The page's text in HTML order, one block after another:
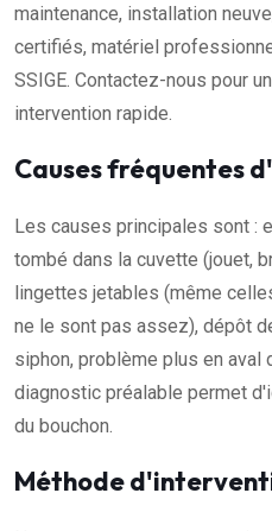
maintenance, installation
certifiés, matériel
SSIGE. Contactez-nous pour
intervention rapide.
Causes fréquentes
Les causes principales sont :
tombé dans la cuvette (jouet,
lingettes jetables (même
ne le sont pas assez), dépôt
siphon, problème plus en aval
diagnostic préalable permet
du bouchon.
Méthode